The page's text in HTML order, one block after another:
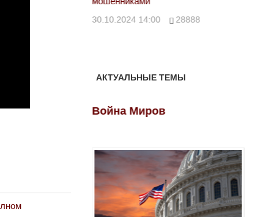
АКТУАЛЬНЫЕ ТЕМЫ
Война Миров